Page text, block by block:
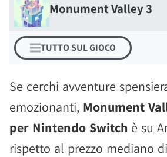
Monument Valley 3
TUTTO SUL GIOCO
Se cerchi avventure
emozionanti, Monument
per Nintendo Switch è su
rispetto al prezzo mediano